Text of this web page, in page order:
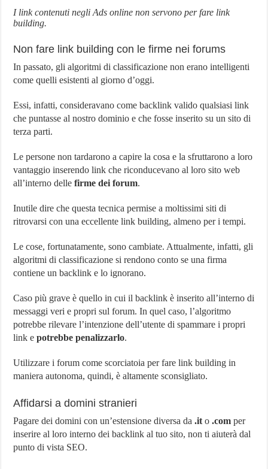
I link contenuti negli Ads online non servono per fare link
building.
Non fare link building con le firme nei forums
In passato, gli algoritmi di classificazione non erano intelligenti
come quelli esistenti al giorno d’oggi.
Essi, infatti, consideravano come backlink valido qualsiasi link
che puntasse al nostro dominio e che fosse inserito su un sito di
terza parti.
Le persone non tardarono a capire la cosa e la sfruttarono a loro
vantaggio inserendo link che riconducevano al loro sito web
all’interno dellefirme dei forum.
Inutile dire che questa tecnica permise a moltissimi siti di
ritrovarsi con una eccellente link building, almeno per i tempi.
Le cose, fortunatamente, sono cambiate. Attualmente, infatti, gli
algoritmi di classificazione si rendono conto se una firma
contiene un backlink e lo ignorano.
Caso più grave è quello in cui il backlink è inserito all’interno di
messaggi veri e propri sul forum. In quel caso, l’algoritmo
potrebbe rilevare l’intenzione dell’utente di spammare i propri
link epotrebbe penalizzarlo.
Utilizzare i forum come scorciatoia per fare link building in
maniera autonoma, quindi, è altamente sconsigliato.
Affidarsi a domini stranieri
Pagare dei domini con un’estensione diversa da.it o.com per
inserire al loro interno dei backlink al tuo sito, non ti aiuterà dal
punto di vista SEO.